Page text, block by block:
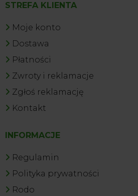
STREFA KLIENTA
Moje konto
Dostawa
Płatności
Zwroty i reklamacje
Zgłoś reklamację
Kontakt
INFORMACJE
Regulamin
Polityka prywatności
Rodo